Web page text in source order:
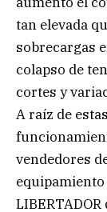
tan elevada
sobrecargas
colapso de
cortes y
A raíz de
vendedores